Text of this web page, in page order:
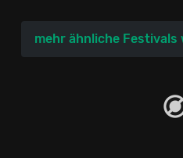
mehr ähnliche Festivals